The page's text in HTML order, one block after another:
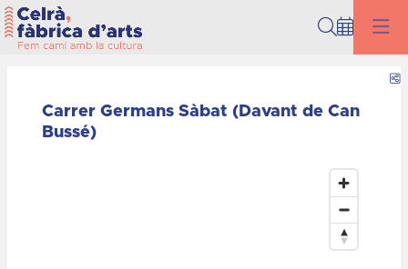
Carrer Germans Sàbat (Davant de Can
Bussé)